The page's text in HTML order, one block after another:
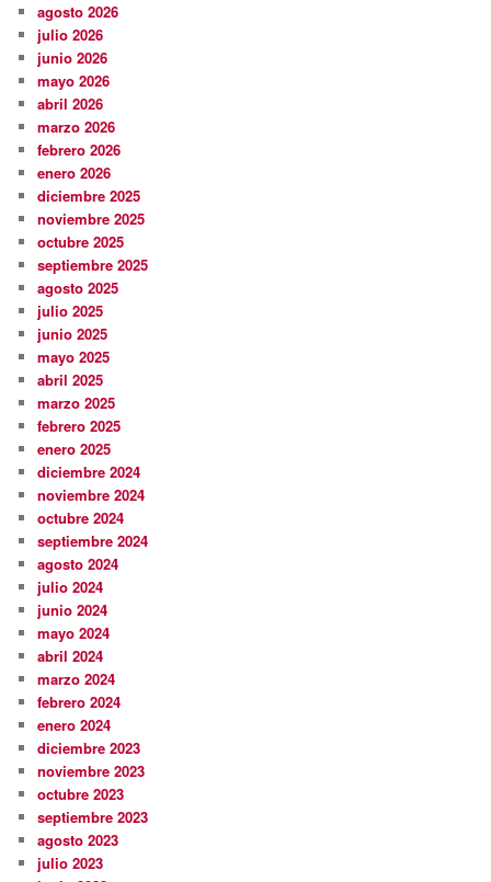
agosto 2026
julio 2026
junio 2026
mayo 2026
abril 2026
marzo 2026
febrero 2026
enero 2026
diciembre 2025
noviembre 2025
octubre 2025
septiembre 2025
agosto 2025
julio 2025
junio 2025
mayo 2025
abril 2025
marzo 2025
febrero 2025
enero 2025
diciembre 2024
noviembre 2024
octubre 2024
septiembre 2024
agosto 2024
julio 2024
junio 2024
mayo 2024
abril 2024
marzo 2024
febrero 2024
enero 2024
diciembre 2023
noviembre 2023
octubre 2023
septiembre 2023
agosto 2023
julio 2023